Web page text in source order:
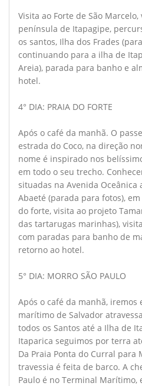
Visita ao Forte de São
península de Itapagipe,
os santos, Ilha dos Frades
continuando para a ilha de
Areia), parada para banho e
hotel.
4° DIA: PRAIA DO FORTE
Após o café da manhã. O
estrada do Coco, na direção
nome é inspirado nos
em todo o seu trecho.
situadas na Avenida Oceânica
Abaeté (parada para fotos),
do forte, visita ao projeto
das tartarugas marinhas),
com paradas para banho de
retorno ao hotel.
5° DIA: MORRO SÃO PAULO
Após o café da manhã,
marítimo de Salvador
todos os Santos até a Ilha de
Itaparica seguimos por terra
Da Praia Ponta do Curral para
travessia é feita de barco. A
Paulo é no Terminal Marítimo,